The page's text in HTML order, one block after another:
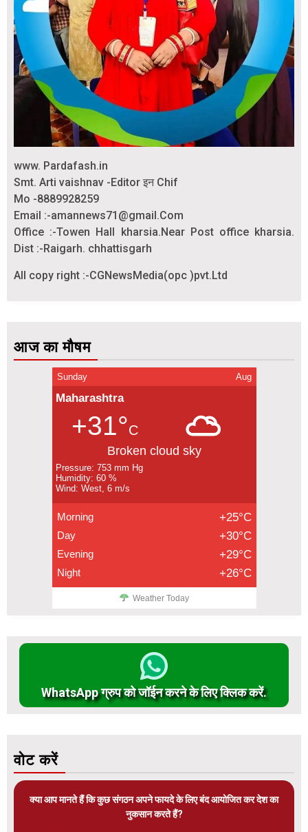
www. Pardafash.in
Smt. Arti vaishnav -Editor इन Chif
Mo -8889928259
Email :-amannews71@gmail.Com
Office :-Towen Hall kharsia.Near Post office kharsia.
Dist :-Raigarh. chhattisgarh
All copy right :-CGNewsMedia(opc )pvt.Ltd
आज का मौषम
Sunday Aug
Maharashtra
+31°C
Broken cloud sky
Pressure: 753 mm Hg
Humidity: 60 %
Wind: West, 6 m/s
Morning +25°C
Day +30°C
Evening +29°C
Night +26°C
Weather Today
WhatsApp ग्रुप को जॉईन करने के लिए क्लिक करें.
वोट करें
क्या आप मानते हैं कि कुछ संगठन अपने फायदे के लिए बंद आयोजित कर देश का
नुकसान करते हैं?